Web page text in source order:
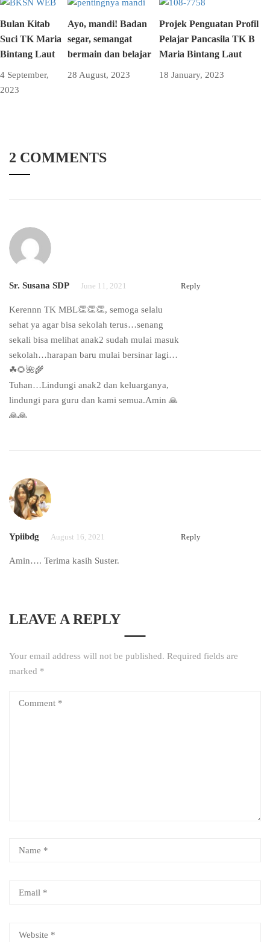
Bulan Kitab
Suci TK Maria
Bintang Laut
4 September,
2023
Ayo, mandi! Badan
segar, semangat
bermain dan belajar
28 August, 2023
Projek Penguatan Profil
Pelajar Pancasila TK B
Maria Bintang Laut
18 January, 2023
2 COMMENTS
Sr. Susana SDP June 11, 2021 Reply
Kerennn TK MBL👏👏👏, semoga selalu
sehat ya agar bisa sekolah terus…senang
sekali bisa melihat anak2 sudah mulai masuk
sekolah…harapan baru mulai bersinar lagi…
☘🌻🌺🌾
Tuhan…Lindungi anak2 dan keluarganya,
lindungi para guru dan kami semua.Amin 🙏
🙏🙏
Ypiibdg August 16, 2021 Reply
Amin…. Terima kasih Suster.
LEAVE A REPLY
Your email address will not be published. Required fields are
marked *